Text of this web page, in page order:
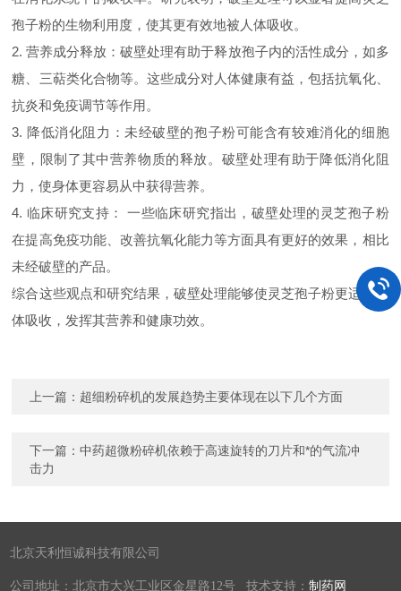
孢子粉的生物利用度，使其更有效地被人体吸收。
2. 营养成分释放：破壁处理有助于释放孢子内的活性成分，如多
糖、三萜类化合物等。这些成分对人体健康有益，包括抗氧化、
抗炎和免疫调节等作用。
3. 降低消化阻力：未经破壁的孢子粉可能含有较难消化的细胞
壁，限制了其中营养物质的释放。破壁处理有助于降低消化阻
力，使身体更容易从中获得营养。
4. 临床研究支持： 一些临床研究指出，破壁处理的灵芝孢子粉
在提高免疫功能、改善抗氧化能力等方面具有更好的效果，相比
未经破壁的产品。
综合这些观点和研究结果，破壁处理能够使灵芝孢子粉更适合人
体吸收，发挥其营养和健康功效。
上一篇： 超细粉碎机的发展趋势主要体现在以下几个方面
下一篇：中药超微粉碎机依赖于高速旋转的刀片和*的气流冲
击力
北京天利恒诚科技有限公司
公司地址：北京市大兴工业区金星路12号 技术支持：制药网